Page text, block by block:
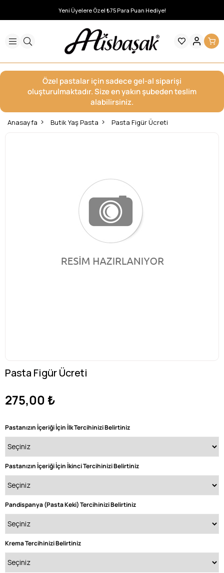
Yeni Üyelere Özel ₺75 Para Puan Hediye!
Özel pastalar için sadece gel-al siparişi
oluşturulmaktadır. Size en yakın şubeden teslim
alabilirsiniz.
Anasayfa Butik Yaş Pasta Pasta Figür Ücreti
Pasta Figür Ücreti
275,00 ₺
Pastanızın İçeriği İçin İlk Tercihinizi Belirtiniz
Pastanızın İçeriği İçin İkinci Tercihinizi Belirtiniz
Pandispanya (Pasta Keki) Tercihinizi Belirtiniz
Krema Tercihinizi Belirtiniz